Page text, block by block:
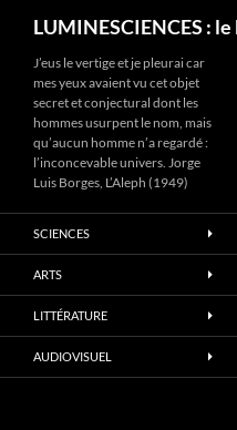
LUMINESCIENCES :
J’eus le vertige et je pleurai car
mes yeux avaient vu cet objet
secret et conjectural dont les
hommes usurpent le nom, mais
qu’aucun homme n’a regardé :
l’inconcevable univers. Jorge
Luis Borges, L’Aleph (1949)
SCIENCES
ARTS
LITTÉRATURE
AUDIOVISUEL